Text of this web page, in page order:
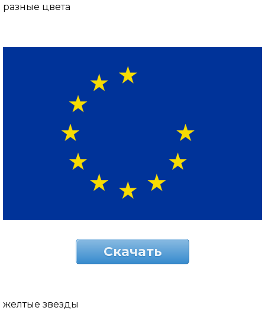
разные цвета
Скачать
желтые звезды